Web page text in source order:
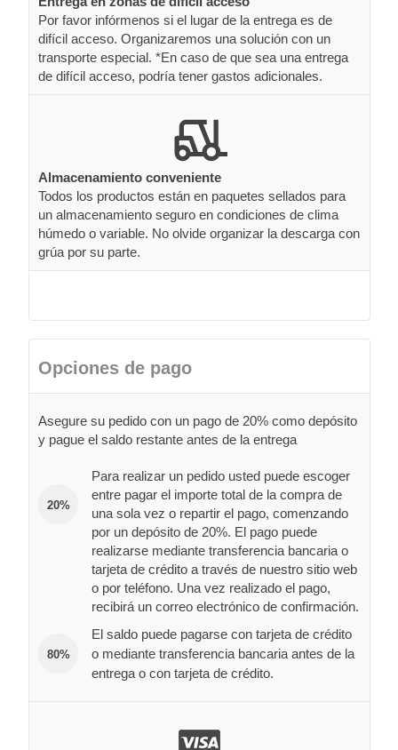
Por favor infórmenos si el lugar de la entrega es de
difícil acceso. Organizaremos una solución con un
transporte especial. *En caso de que sea una entrega
de difícil acceso, podría tener gastos adicionales.
Almacenamiento conveniente
Todos los productos están en paquetes sellados para
un almacenamiento seguro en condiciones de clima
húmedo o variable. No olvide organizar la descarga con
grúa por su parte.
Opciones de pago
Asegure su pedido con un pago de 20% como depósito
y pague el saldo restante antes de la entrega
20%
Para realizar un pedido usted puede escoger
entre pagar el importe total de la compra de
una sola vez o repartir el pago, comenzando
por un depósito de 20%. El pago puede
realizarse mediante transferencia bancaria o
tarjeta de crédito a través de nuestro sitio web
o por teléfono. Una vez realizado el pago,
recibirá un correo electrónico de confirmación.
80%
El saldo puede pagarse con tarjeta de crédito
o mediante transferencia bancaria antes de la
entrega o con tarjeta de crédito.